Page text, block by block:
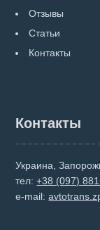
Отзывы
Статьи
Контакты
Контакты
Украина,
тел:+38 (097)
e-mail: